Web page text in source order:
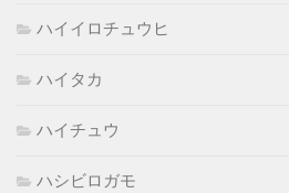
ハイイロチュウヒ
ハイタカ
ハイチュウ
ハシビロガモ